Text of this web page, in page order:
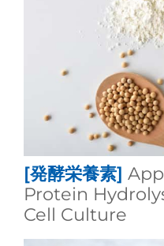
[発酵栄養素]
Protein
Cell Culture